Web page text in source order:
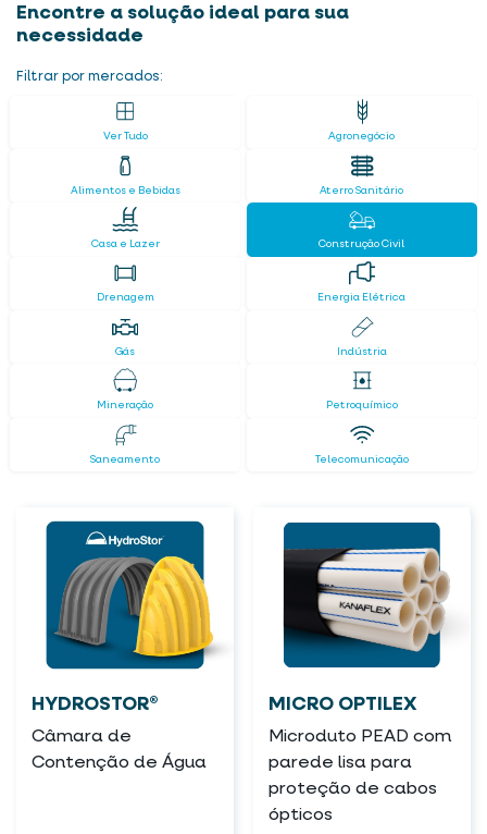
Encontre a solução ideal para sua
necessidade
Filtrar por mercados:
Ver Tudo Agronegócio
Alimentos e Bebidas Aterro Sanitário
Casa e Lazer Construção Civil
Drenagem Energia Elétrica
Gás Indústria
Mineração Petroquímico
Saneamento Telecomunicação
HYDROSTOR®
Câmara de
Contenção de Água
MICRO OPTILEX
Microduto PEAD com
parede lisa para
proteção de cabos
ópticos